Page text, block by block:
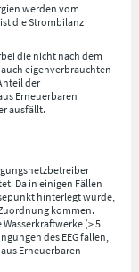
werden vom
die Strombilanz
die nicht nach dem
eigenverbrauchten
der
Erneuerbaren
ausfällt.
Da in einigen Fällen
hinterlegt wurde,
kommen.
(> 5
des EEG fallen,
Erneuerbaren